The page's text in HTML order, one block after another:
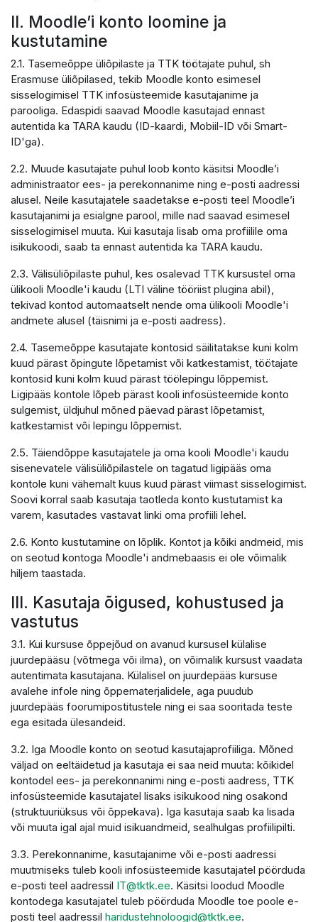
II. Moodle’i konto loomine ja
kustutamine
2.1. Tasemeõppe üliõpilaste ja TTK töötajate puhul, sh
Erasmuse üliõpilased, tekib Moodle konto esimesel
sisselogimisel TTK infosüsteemide kasutajanime ja
parooliga. Edaspidi saavad Moodle kasutajad ennast
autentida ka TARA kaudu (ID-kaardi, Mobiil-ID või Smart-
ID'ga).
2.2. Muude kasutajate puhul loob konto käsitsi Moodle’i
administraator ees- ja perekonnanime ning e-posti aadressi
alusel. Neile kasutajatele saadetakse e-posti teel Moodle’i
kasutajanimi ja esialgne parool, mille nad saavad esimesel
sisselogimisel muuta. Kui kasutaja lisab oma profiilile oma
isikukoodi, saab ta ennast autentida ka TARA kaudu.
2.3. Välisüliõpilaste puhul, kes osalevad TTK kursustel oma
ülikooli Moodle'i kaudu (LTI väline tööriist plugina abil),
tekivad kontod automaatselt nende oma ülikooli Moodle'i
andmete alusel (täisnimi ja e-posti aadress).
2.4. Tasemeõppe kasutajate kontosid säilitatakse kuni kolm
kuud pärast õpingute lõpetamist või katkestamist, töötajate
kontosid kuni kolm kuud pärast töölepingu lõppemist.
Ligipääs kontole lõpeb pärast kooli infosüsteemide konto
sulgemist, üldjuhul mõned päevad pärast lõpetamist,
katkestamist või lepingu lõppemist.
2.5. Täiendõppe kasutajatele ja oma kooli Moodle'i kaudu
sisenevatele välisüliõpilastele on tagatud ligipääs oma
kontole kuni vähemalt kuus kuud pärast viimast sisselogimist.
Soovi korral saab kasutaja taotleda konto kustutamist ka
varem, kasutades vastavat linki oma profiili lehel.
2.6. Konto kustutamine on lõplik. Kontot ja kõiki andmeid, mis
on seotud kontoga Moodle'i andmebaasis ei ole võimalik
hiljem taastada.
III. Kasutaja õigused, kohustused ja
vastutus
3.1. Kui kursuse õppejõud on avanud kursusel külalise
juurdepääsu (võtmega või ilma), on võimalik kursust vaadata
autentimata kasutajana. Külalisel on juurdepääs kursuse
avalehe infole ning õppematerjalidele, aga puudub
juurdepääs foorumipostitustele ning ei saa sooritada teste
ega esitada ülesandeid.
3.2. Iga Moodle konto on seotud kasutajaprofiiliga. Mõned
väljad on eeltäidetud ja kasutaja ei saa neid muuta: kõikidel
kontodel ees- ja perekonnanimi ning e-posti aadress, TTK
infosüsteemide kasutajatel lisaks isikukood ning osakond
(struktuuriüksus või õppekava). Iga kasutaja saab ka lisada
või muuta igal ajal muid isikuandmeid, sealhulgas profiilipilti.
3.3. Perekonnanime, kasutajanime või e-posti aadressi
muutmiseks tuleb kooli infosüsteemide kasutajatel pöörduda
e-posti teel aadressil IT@tktk.ee. Käsitsi loodud Moodle
kontodega kasutajatel tuleb pöörduda Moodle toe poole e-
posti teel aadressil haridustehnoloogid@tktk.ee.